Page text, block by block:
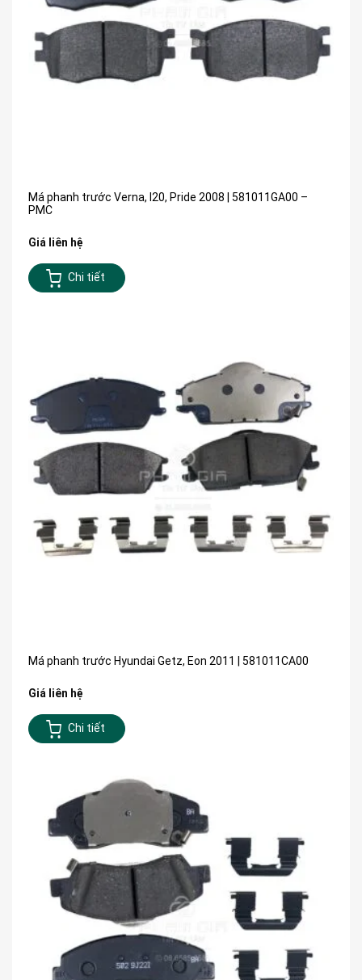
Má phanh trước Verna, I20, Pride 2008 | 581011GA00 –
PMC
Giá liên hệ
Chi tiết
Má phanh trước Hyundai Getz, Eon 2011 | 581011CA00
Giá liên hệ
Chi tiết